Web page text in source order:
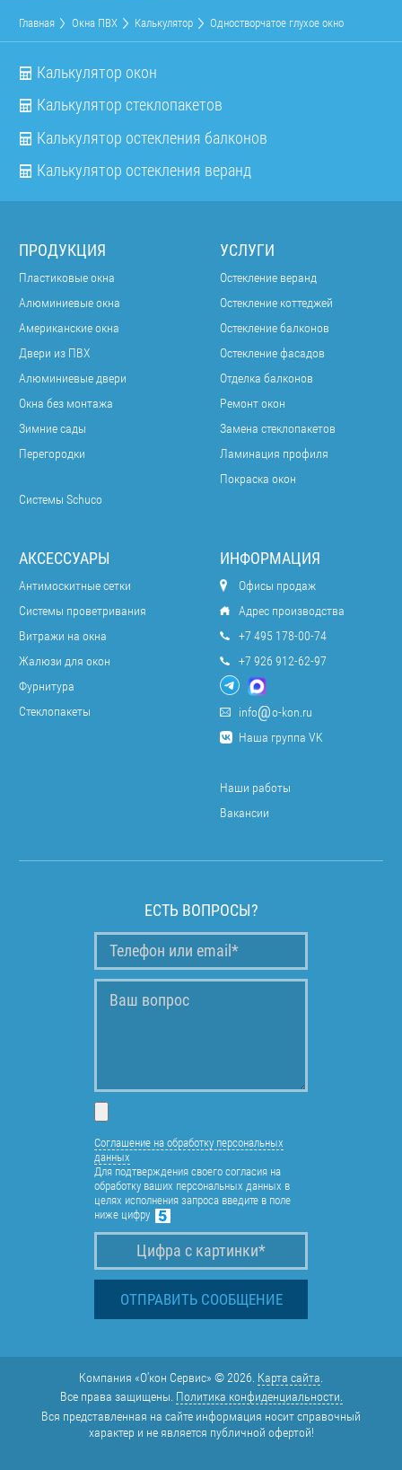
Главная Окна ПВХ Калькулятор Одностворчатое глухое окно
Калькулятор окон
Калькулятор стеклопакетов
Калькулятор остекления балконов
Калькулятор остекления веранд
ПРОДУКЦИЯ
Пластиковые окна
Алюминиевые окна
Американские окна
Двери из ПВХ
Алюминиевые двери
Окна без монтажа
Зимние сады
Перегородки
Системы Schuco
УСЛУГИ
Остекление веранд
Остекление коттеджей
Остекление балконов
Остекление фасадов
Отделка балконов
Ремонт окон
Замена стеклопакетов
Ламинация профиля
Покраска окон
АКСЕССУАРЫ
Антимоскитные сетки
Системы проветривания
Витражи на окна
Жалюзи для окон
Фурнитура
Стеклопакеты
ИНФОРМАЦИЯ
Офисы продаж
Адрес производства
+7 495 178-00-74
+7 926 912-62-97
info
o-kon.ru
Наша группа VK
Наши работы
Вакансии
ЕСТЬ ВОПРОСЫ?
Соглашение на обработку персональных
данных
Для подтверждения своего согласия на
обработку ваших персональных данных в
целях исполнения запроса введите в поле
ниже цифру
Компания «О'кон Сервис» © 2026. Карта сайта
Все права защищены. Политика конфиденциальности.
Вся представленная на сайте информация носит справочный
характер и не является публичной офертой!